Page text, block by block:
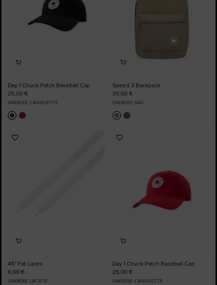
Day 1 Chuck Patch Baseball Cap
25,00 €
UNISEXE CASQUETTE
Speed 3 Backpack
30,00 €
UNISEXE SAC
Ajouter
45" Fat Laces
6,00 €
UNISEXE LACETS
Ajouter
Day 1 Chuck Patch Baseball Cap
25,00 €
UNISEXE CASQUETTE